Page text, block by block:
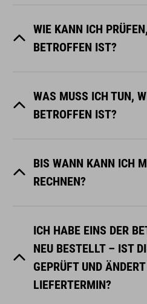
WIE KANN ICH
BETROFFEN IST?
WAS MUSS ICH TUN,
BETROFFEN IST?
BIS WANN KANN ICH
RECHNEN?
ICH HABE EINS DER
NEU BESTELLT – IST
GEPRÜFT UND
LIEFERTERMIN?